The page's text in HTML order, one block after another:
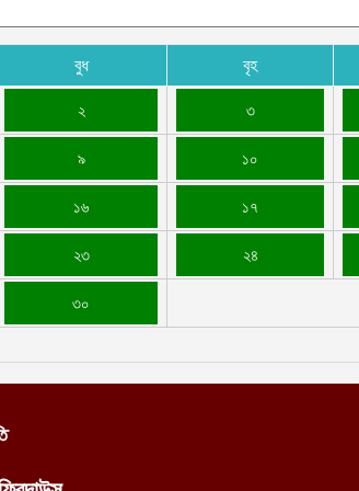
বুধ বৃহ
২ ৩
৯ ১০
১৬ ১৭
২৩ ২৪
৩০